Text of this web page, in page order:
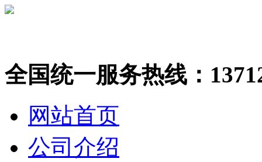
全国统一服务热线：
网站首页
公司介绍